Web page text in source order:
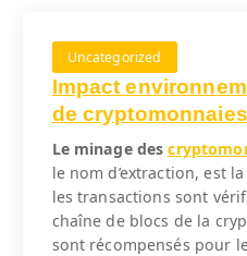
Uncategorized
Impact
de cryptomonnaies
Le minage des
le nom d’extraction, est
les transactions sont
chaîne de blocs de la
sont récompensés pour